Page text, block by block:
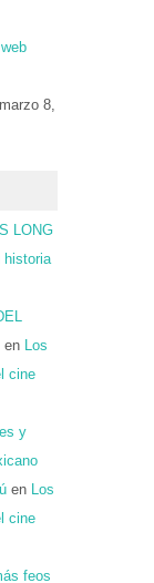
marzo 8,
LONG
historia
en Los
cine
y
en Los
cine
feos